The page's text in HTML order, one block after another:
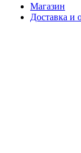
Магазин
Доставка и